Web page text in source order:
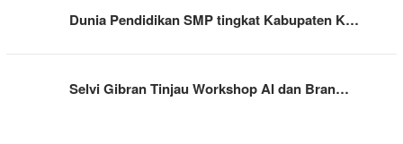
Dunia Pendidikan SMP tingkat Kabupaten K…
Selvi Gibran Tinjau Workshop AI dan Bran…